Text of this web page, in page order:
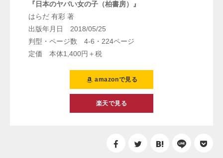
『日本のヤバい女の子（柏書房）』
はらだ 有彩 著
出版年月日 2018/05/25
判型・ページ数 4-6・224ページ
定価 本体1,400円＋税
amazonで見る
楽天で見る